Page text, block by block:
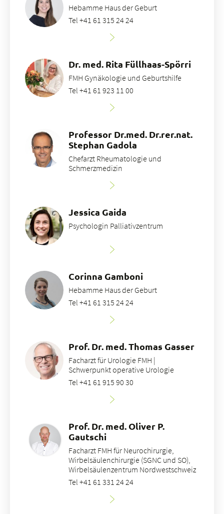
Hebamme Haus der Geburt
Tel +41 61 315 24 24
Dr. med. Rita Füllhaas-Spörri
FMH Gynäkologie und Geburtshilfe
Tel +41 61 923 11 00
Professor Dr.med. Dr.rer.nat.
Stephan Gadola
Chefarzt Rheumatologie und
Schmerzmedizin
Jessica Gaida
Psychologin Palliativzentrum
Corinna Gamboni
Hebamme Haus der Geburt
Tel +41 61 315 24 24
Prof. Dr. med. Thomas Gasser
Facharzt für Urologie FMH |
Schwerpunkt operative Urologie
Tel +41 61 915 90 30
Prof. Dr. med. Oliver P.
Gautschi
Facharzt FMH für Neurochirurgie,
Wirbelsäulenchirurgie (SGNC und SO),
Wirbelsäulenzentrum Nordwestschweiz
Tel +41 61 331 24 24